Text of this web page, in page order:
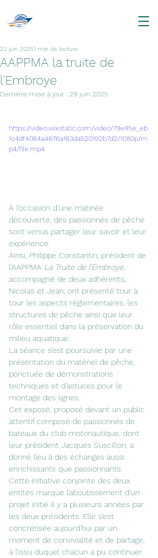
AAPPMA la truite de
l'Embroye
22 juin 20251 min de lecture
Dernière mise à jour : 29 juin 2025
https://video.wixstatic.com/video/79e95e_eb
1c4df4064a4876a163da520192b7d2/1080p/m
p4/file.mp4
À l’occasion d’une matinée
découverte, des passionnés de pêche
sont venus partager leur savoir et leur
expérience.
Ainsi, Philippe Constantin, président de
l’AAPPMA La Truite de l’Embroye
accompagné de deux adhérents,
Nicolas et Jean, ont présenté tour à
tour les aspects réglementaires, les
structures de pêche ainsi que leur
rôle essentiel dans la préservation du
milieu aquatique.
La séance s’est poursuivie par une
présentation du matériel de pêche,
ponctuée de démonstrations
techniques et d’astuces pour le
montage des lignes.
Cet exposé, proposé devant un public
attentif composé de passionnés de
bateaux du club motonautique, dont
leur président Jacques Suscillon, a
donné lieu à des échanges aussi
enrichissants que passionnants.
Cette initiative conjointe des deux
entités marque l’aboutissement d’un
projet initié il y a plusieurs années par
les deux présidents. Elle s’est
concrétisée aujourd’hui par un
moment de convivialité et de partage,
à l’issu duquel chacun a pu continuer